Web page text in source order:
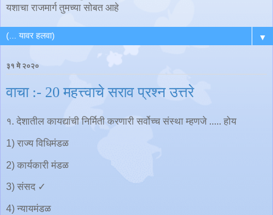
यशाचा राजमार्ग तुमच्या सोबत आहे
▼
३१ मे २०२०
वाचा :- 20 महत्त्वाचे सराव प्रश्न उत्तरे
१. देशातील कायद्यांची निर्मिती करणारी सर्वोच्च संस्था म्हणजे ..... होय
1) राज्य विधिमंडळ
2) कार्यकारी मंडळ
3) संसद ✓
4) न्यायमंडळ